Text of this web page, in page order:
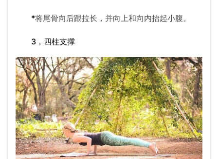
*将尾骨向后跟拉长，并向上和向内抬起小腹。
3，四柱支撑